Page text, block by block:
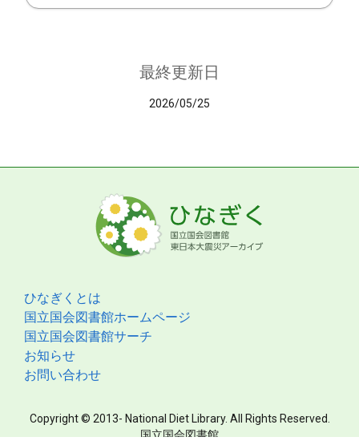
最終更新日
2026/05/25
ひなぎくとは
国立国会図書館ホームページ
国立国会図書館サーチ
お知らせ
お問い合わせ
Copyright © 2013- National Diet Library. All Rights Reserved.